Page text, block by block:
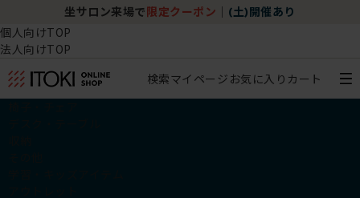
坐サロン来場で 限定クーポン (土)開催あり
個人向けTOP
法人向けTOP
検索マイページ お気に入り カート